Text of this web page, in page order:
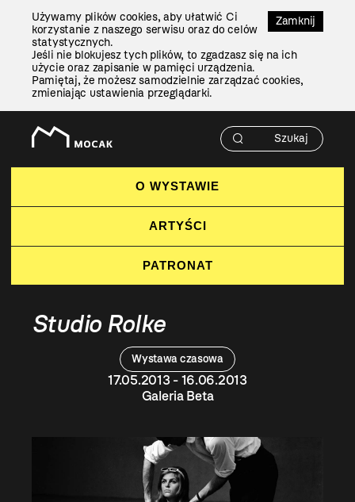
Zamknij
Używamy plików cookies, aby ułatwić Ci
korzystanie z naszego serwisu oraz do celów
statystycznych.
Jeśli nie blokujesz tych plików, to zgadzasz się na ich
użycie oraz zapisanie w pamięci urządzenia.
Pamiętaj, że możesz samodzielnie zarządzać cookies,
zmieniając ustawienia przeglądarki.
O WYSTAWIE
ARTYŚCI
PATRONAT
Wystawa czasowa
17.05.2013 - 16.06.2013
Galeria Beta
Studio Rolke